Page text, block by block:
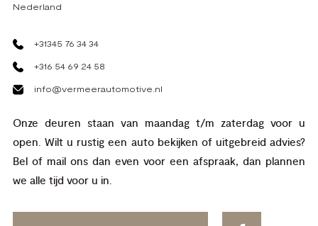
Nederland
+31345 76 34 34
+316 54 69 24 58
info@vermeerautomotive.nl
Onze deuren staan van maandag t/m zaterdag voor u
open. Wilt u rustig een auto bekijken of uitgebreid advies?
Bel of mail ons dan even voor een afspraak, dan plannen
we alle tijd voor u in.